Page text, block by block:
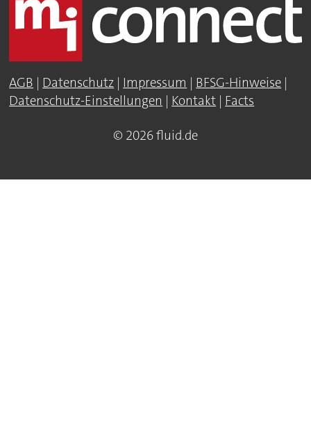
AGB | Datenschutz | Impressum | BFSG-Hinweise |
Datenschutz-Einstellungen | Kontakt | Facts
© 2026 fluid.de